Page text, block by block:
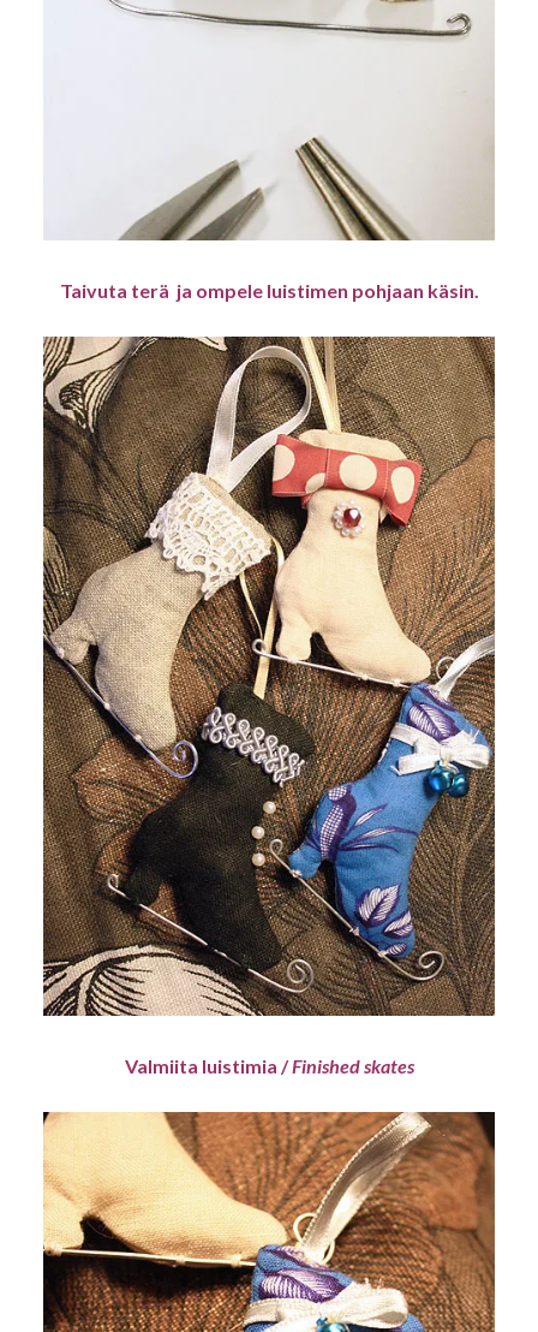
Taivuta terä ja ompele luistimen pohjaan käsin.
Valmiita luistimia /Finished skates